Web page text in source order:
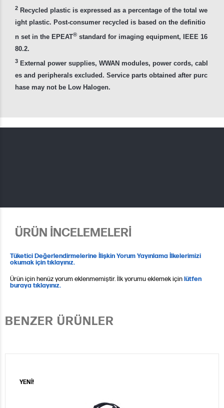
2 Recycled plastic is expressed as a percentage of the total we
ight plastic. Post-consumer recycled is based on the definitio
n set in the EPEAT® standard for imaging equipment, IEEE 16
80.2.
3 External power supplies, WWAN modules, power cords, cabl
es and peripherals excluded. Service parts obtained after purc
hase may not be Low Halogen.
ÜRÜN İNCELEMELERİ
Tüketici Değerlendirmelerine İlişkin Yorum Yayınlama İlkelerimizi
okumak için tıklayınız.
Ürün için henüz yorum eklenmemiştir. İlk yorumu eklemek içinlütfen
buraya tıklayınız.
BENZER ÜRÜNLER
YENİ!